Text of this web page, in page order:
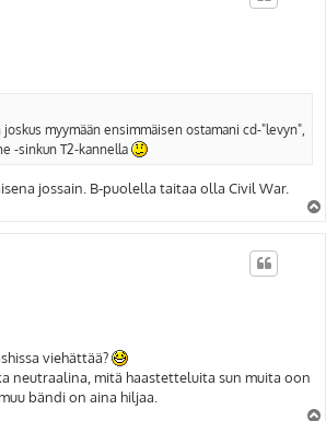
myymään ensimmäisen ostamani cd-"levyn",
-sinkun T2-kannella
jossain. B-puolella taitaa olla Civil War.
viehättää?
neutraalina, mitä haastetteluita sun muita oon
bändi on aina hiljaa.